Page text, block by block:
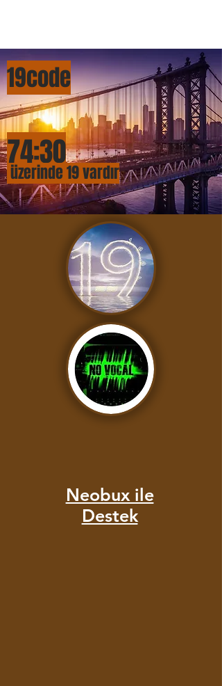
19code
74:30
üzerinde 19 vardır
Neobux ile
Destek